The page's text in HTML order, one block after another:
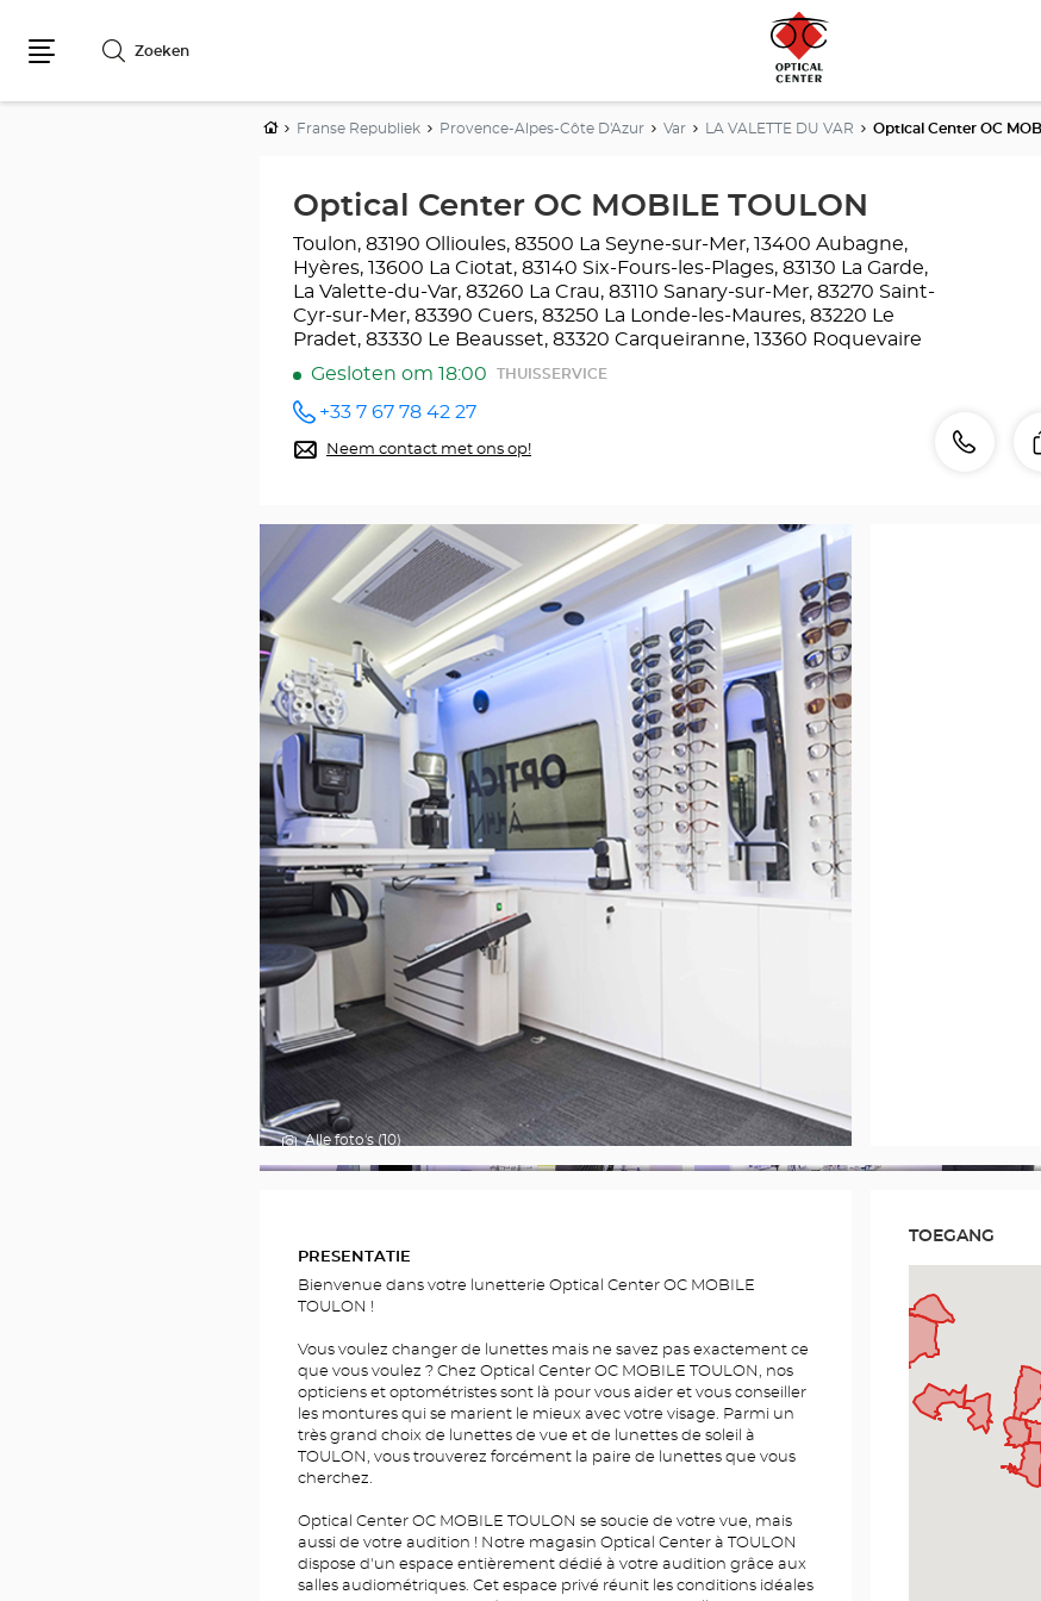
Zoeken
HomeFranse Republiek Provence-Alpes-Côte D'Azur Var LA VALETTE DU VAR Optical Center OC
Optical Center OC MOBILE TOULON
Toulon, 83190 Ollioules, 83500 La Seyne-sur-Mer, 13400 Aubagne,
Hyères, 13600 La Ciotat, 83140 Six-Fours-les-Plages, 83130 La Garde,
La Valette-du-Var, 83260 La Crau, 83110 Sanary-sur-Mer, 83270 Saint-
Cyr-sur-Mer, 83390 Cuers, 83250 La Londe-les-Maures, 83220 Le
Pradet, 83330 Le Beausset, 83320 Carqueiranne, 13360 Roquevaire
Gesloten om 18:00
THUISSERVICE
telefoonnummer
+33 7 67 78 42 27
Neem contact met ons op! Bellen
Alle foto's (10)
PRESENTATIE
Bienvenue dans votre lunetterie Optical Center OC MOBILE
TOULON !
Vous voulez changer de lunettes mais ne savez pas exactement ce
que vous voulez ? Chez Optical Center OC MOBILE TOULON, nos
opticiens et optométristes sont là pour vous aider et vous conseiller
les montures qui se marient le mieux avec votre visage. Parmi un
très grand choix de lunettes de vue et de lunettes de soleil à
TOULON, vous trouverez forcément la paire de lunettes que vous
cherchez.
Optical Center OC MOBILE TOULON se soucie de votre vue, mais
aussi de votre audition ! Notre magasin Optical Center à TOULON
dispose d'un espace entièrement dédié à votre audition grâce aux
salles audiométriques. Cet espace privé réunit les conditions idéales
TOEGANG